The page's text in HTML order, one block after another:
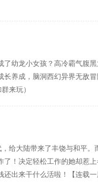
幼龙小女孩？高冷霸气腹
养成，脑洞西幻异界无敌
来玩）
给大陆带来了丰饶与和平
！决定轻松工作的她却惹
还出来干什么活啦！【连载